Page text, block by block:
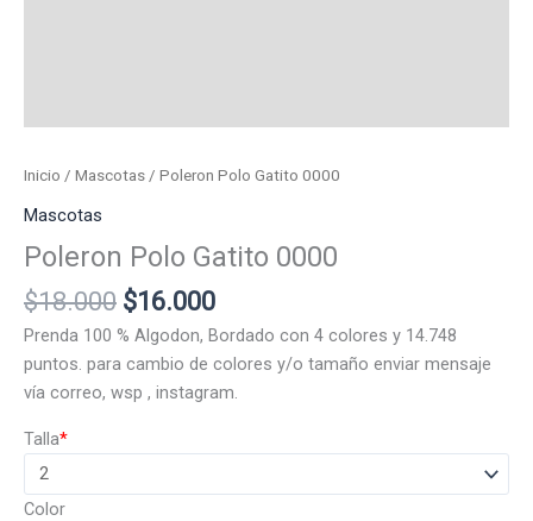
Inicio / Mascotas / Poleron Polo Gatito 0000
Mascotas
Poleron Polo Gatito 0000
$18.000 El
precio
original
era:
$16.000El
precio
actual
es:
Prenda 100 % Algodon, Bordado con 4 colores y 14.748
puntos. para cambio de colores y/o tamaño enviar mensaje
vía correo, wsp , instagram.
*
Talla
Color